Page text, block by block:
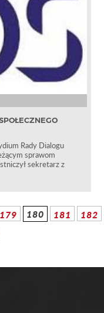
Rady Dialogu
sprawom
sekretarz z
179 180 181
182